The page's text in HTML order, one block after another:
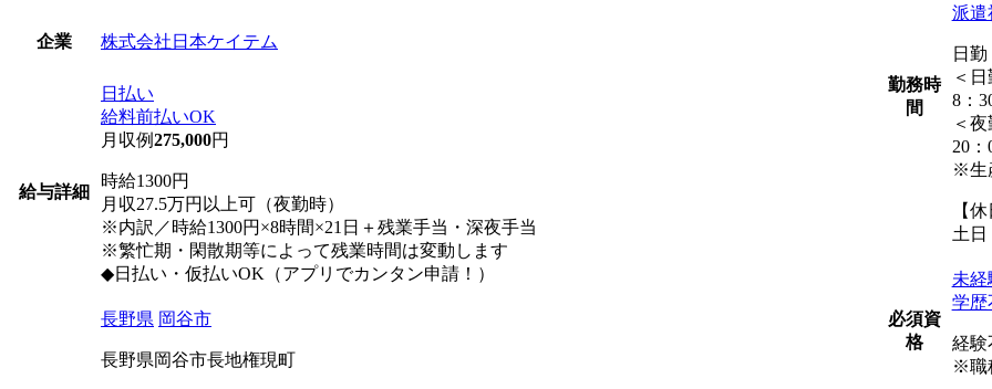
企業 株式会社日本ケイテム
給与詳細
日払い
給料前払いOK
月収例275,000円
時給1300円
月収27.5万円以上可（夜勤時）
※内訳／時給1300円×8時間×21日＋残業手当・深夜手当
※繁忙期・閑散期等によって残業時間は変動します
◆日払い・仮払いOK（アプリでカンタン申請！）
長野県 岡谷市
長野県岡谷市長地権現町
勤務時
間
派遣
日
＜日
8：
＜夜
20：
※生
【
土日
必須資
格
未経
学歴
経験
※職